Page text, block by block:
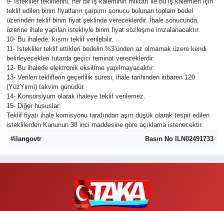
teklif edilen birim fiyatların çarpımı sonucu bulunan toplam bedel
üzerinden teklif birim fiyat şeklinde vereceklerdir. İhale sonucunda,
üzerine ihale yapılan istekliyle birim fiyat sözleşme imzalanacaktır.
10- Bu ihalede, kısmı teklif verilebilir.
11- İstekliler teklif ettikleri bedelin %3’ünden az olmamak üzere kendi
belirleyecekleri tutarda geçici teminat vereceklerdir.
12- Bu ihalede elektronik eksiltme yapılmayacaktır.
13- Verilen tekliflerin geçerlilik süresi, ihale tarihinden itibaren 120
(YüzYirmi) takvim günüdür.
14- Konsorsiyum olarak ihaleye teklif verilemez.
15- Diğer hususlar:
Teklif fiyatı ihale komisyonu tarafından aşırı düşük olarak tespit edilen
isteklilerden Kanunun 38 inci maddesine göre açıklama istenecektir.
#ilangovtr
Basın No ILN02491733